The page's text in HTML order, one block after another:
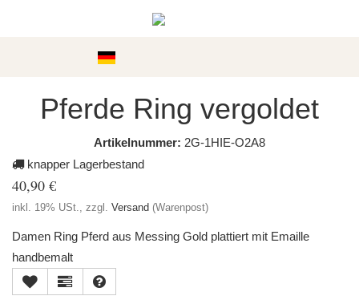
Pferde Ring vergoldet
Artikelnummer: 2G-1HIE-O2A8
knapper Lagerbestand
40,90 €
inkl. 19% USt., zzgl. Versand (Warenpost)
Damen Ring Pferd aus Messing Gold plattiert mit Emaille
handbemalt